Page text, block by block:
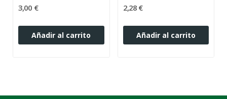
3,00 €
Añadir al carrito
2,28 €
Añadir al carrito